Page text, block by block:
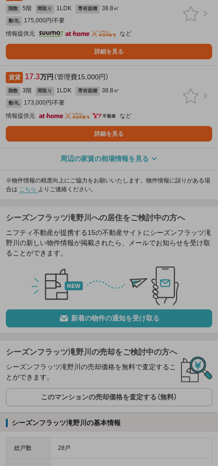
階数 5階 間取り 1LDK 専有面積 38.8㎡
敷/礼
175,000円/不要
情報提供元
など
詳細を見る
賃貸 17.3万円 （管理費15,000円）
階数 3階 間取り 1LDK 専有面積 38.8㎡
敷/礼
173,000円/不要
情報提供元
など
詳細を見る
周辺の家賃の相場情報を見る
※物件情報の精度向上にご協力をお願いいたします。物件情報に誤りがある場
合は こちら よりご連絡ください。
シーズンフラッツ滝野川への居住をご検討中の方へ
ニフティ不動産が提携する15の不動産サイトにシーズンフラッツ滝
野川の新しい物件情報が掲載されたら、メールでお知らせを受け取
ることができます。
新着の物件の通知を受け取る
シーズンフラッツ滝野川の売却をご検討中の方へ
シーズンフラッツ滝野川の売却価格を無料で査定するこ
とができます。
このマンションの売却価格を査定する（無料）
シーズンフラッツ滝野川の基本情報
総戸数 28戸